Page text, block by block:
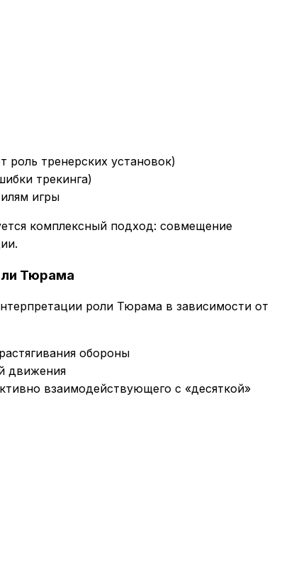
роль тренерских установок)
трекинга)
игры
комплексный подход: совмещение
Тюрама
роли Тюрама в зависимости от
обороны
движения
взаимодействующего с «десяткой»